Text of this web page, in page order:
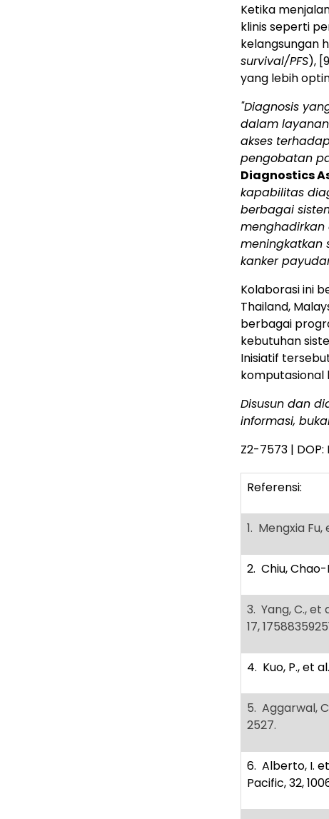
Ketika
klinis seperti
kelangsungan
survival/PFS),
yang lebih
"Diagnosis
dalam
akses
pengobatan
Diagnostics
kapabilitas
berbagai
menghadirkan
meningkatkan
kanker
Kolaborasi ini
Thailand,
berbagai
kebutuhan
Inisiatif
komputasional
Disusun dan
informasi,
Z2-7573 | DOP:
Referensi:
1. Mengxia
2. Chiu,
3. Yang, C.,
17,
4. Kuo, P., et
5. Aggarwal,
2527.
6. Alberto, I.
Pacific, 32,